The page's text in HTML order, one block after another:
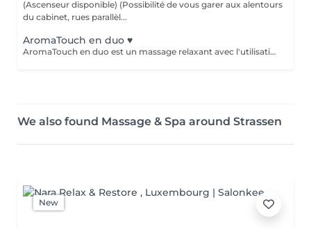
(Ascenseur disponible) (Possibilité de vous garer aux alentours
du cabinet, rues parallèl...
AromaTouch en duo ♥️
AromaTouch en duo est un massage relaxant avec l'utilisation des huiles essentielles DOTERRA
We also found Massage & Spa around Strassen
New